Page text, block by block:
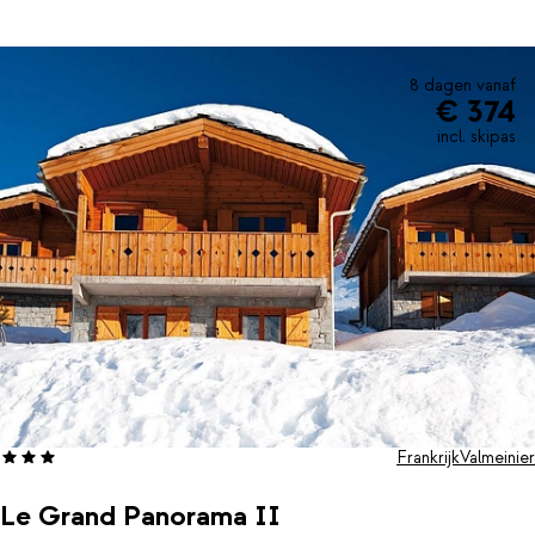
genieten van een heerlijk Frans diner. Kortom, alles is hier
aanwezig om er een geweldige wintersport van te maken!
8 dagen vanaf
€ 374
incl. skipas
Le Grand Panorama II
FrankrijkValmeinier